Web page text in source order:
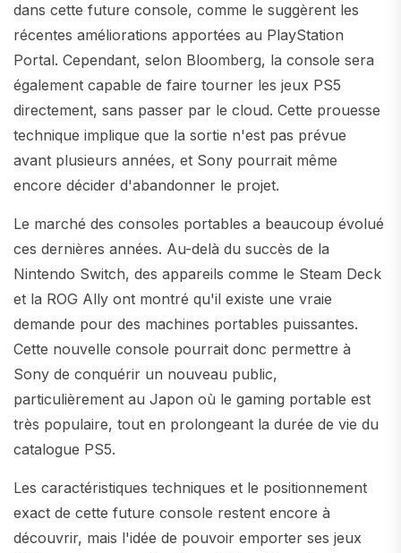
dans cette future console, comme le suggèrent les
récentes améliorations apportées au PlayStation
Portal. Cependant, selon Bloomberg, la console sera
également capable de faire tourner les jeux PS5
directement, sans passer par le cloud. Cette prouesse
technique implique que la sortie n'est pas prévue
avant plusieurs années, et Sony pourrait même
encore décider d'abandonner le projet.
Le marché des consoles portables a beaucoup évolué
ces dernières années. Au-delà du succès de la
Nintendo Switch, des appareils comme le Steam Deck
et la ROG Ally ont montré qu'il existe une vraie
demande pour des machines portables puissantes.
Cette nouvelle console pourrait donc permettre à
Sony de conquérir un nouveau public,
particulièrement au Japon où le gaming portable est
très populaire, tout en prolongeant la durée de vie du
catalogue PS5.
Les caractéristiques techniques et le positionnement
exact de cette future console restent encore à
découvrir, mais l'idée de pouvoir emporter ses jeux